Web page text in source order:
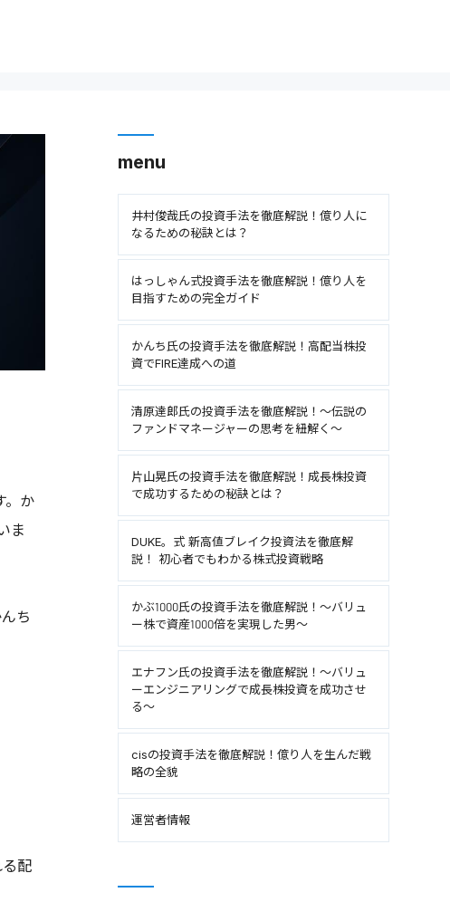
。か
ま
ち
配
menu
井村俊哉氏の投資手法を徹底解説！億り人に
なるための秘訣とは？
はっしゃん式投資手法を徹底解説！億り人を
目指すための完全ガイド
かんち氏の投資手法を徹底解説！高配当株投
資でFIRE達成への道
清原達郎氏の投資手法を徹底解説！～伝説の
ファンドマネージャーの思考を紐解く～
片山晃氏の投資手法を徹底解説！成長株投資
で成功するための秘訣とは？
DUKE。式 新高値ブレイク投資法を徹底解
説！ 初心者でもわかる株式投資戦略
かぶ1000氏の投資手法を徹底解説！～バリュ
ー株で資産1000倍を実現した男～
エナフン氏の投資手法を徹底解説！～バリュ
ーエンジニアリングで成長株投資を成功させ
る～
cisの投資手法を徹底解説！億り人を生んだ戦
略の全貌
運営者情報